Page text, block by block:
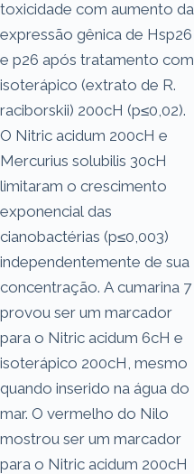
toxicidade com aumento da
expressão gênica de Hsp26
e p26 após tratamento com
isoterápico (extrato de R.
raciborskii) 200cH (p≤0,02).
O Nitric acidum 200cH e
Mercurius solubilis 30cH
limitaram o crescimento
exponencial das
cianobactérias (p≤0,003)
independentemente de sua
concentração. A cumarina 7
provou ser um marcador
para o Nitric acidum 6cH e
isoterápico 200cH, mesmo
quando inserido na água do
mar. O vermelho do Nilo
mostrou ser um marcador
para o Nitric acidum 200cH